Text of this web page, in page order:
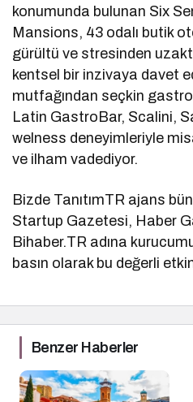
konumunda bulunan Six
Mansions, 43 odalı butik
gürültü ve stresinden
kentsel bir inzivaya davet
mutfağından seçkin
Latin GastroBar, Scalini,
welness deneyimleriyle
ve ilham vadediyor.
Bizde TanıtımTR ajans
Startup Gazetesi, Haber
Bihaber.TR adına
basın olarak bu değerli
Benzer Haberler